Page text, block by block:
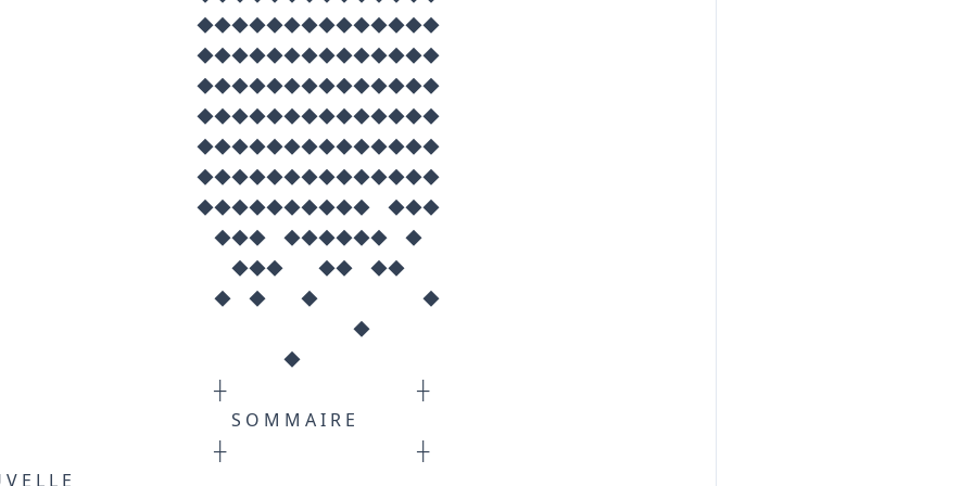
◆◆◆
◆
◆◆ ◆◆
◆ ◆
┼
M A I R E
┼
L E